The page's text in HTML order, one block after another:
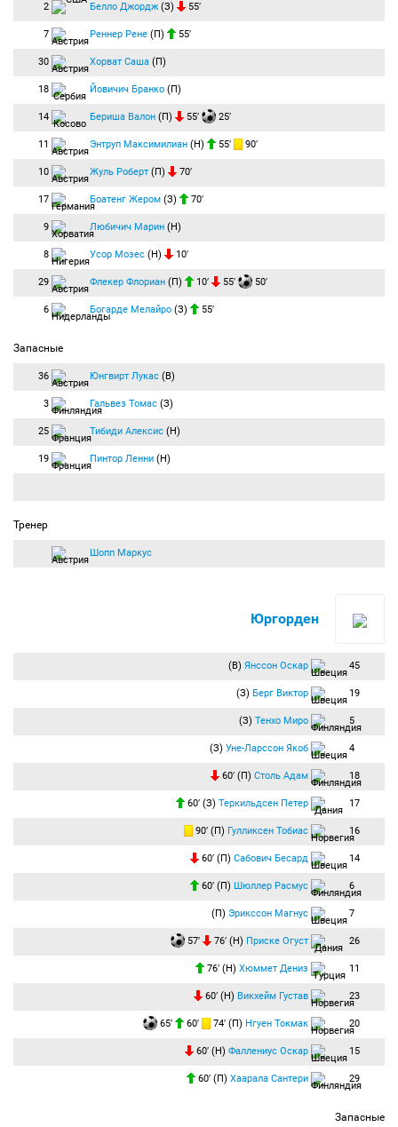
2 Белло Джордж (З) 55′
7 Реннер Рене (П) 55′
30 Хорват Саша (П)
18 Йовичич Бранко (П)
14 Бериша Валон (П) 55′ 25′
11 Энтруп Максимилиан (Н) 55′ 90′
10 Жуль Роберт (П) 70′
17 Боатенг Жером (З) 70′
9 Любичич Марин (Н)
8 Усор Мозес (Н) 10′
29 Флекер Флориан (П) 10′ 55′ 50′
6 Богарде Мелайро (З) 55′
Запасные
36 Юнгвирт Лукас (В)
3 Гальвез Томас (З)
25 Тибиди Алексис (Н)
19 Пинтор Ленни (Н)
Тренер
Шопп Маркус
Юргорден
(В) Янссон Оскар 45
(З) Берг Виктор 19
(З) Тенхо Миро 5
(З) Уне-Ларссон Якоб 4
60′ (П) Столь Адам 18
60′ (З) Теркильдсен Петер 17
90′ (П) Гулликсен Тобиас 16
60′ (П) Сабович Бесард 14
60′ (П) Шюллер Расмус 6
(П) Эрикссон Магнус 7
57′ 76′ (Н) Приске Огуст 26
76′ (Н) Хюммет Дениз 11
60′ (Н) Викхейм Густав 23
65′ 60′ 74′ (П) Нгуен Токмак 20
60′ (Н) Фаллениус Оскар 15
60′ (П) Хаарала Сантери 29
Запасные